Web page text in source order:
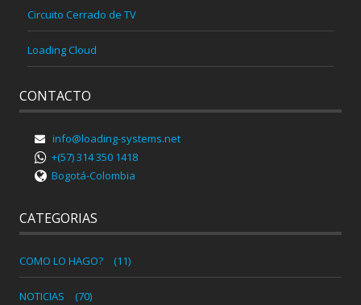
Circuito Cerrado de TV
Loading Cloud
CONTACTO
info@loading-systems.net
+(57) 314 350 1418
Bogotá-Colombia
CATEGORIAS
COMO LO HAGO? (11)
NOTICIAS (70)